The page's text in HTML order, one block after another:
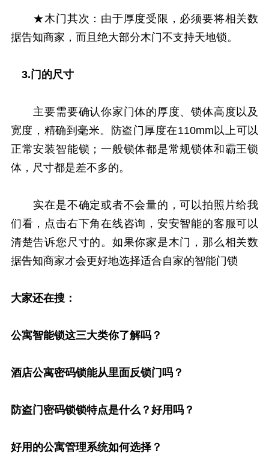
★木门其次：由于厚度受限，必须要将相关数
据告知商家，而且绝大部分木门不支持天地锁。
3.门的尺寸
主要需要确认你家门体的厚度、锁体高度以及
宽度，精确到毫米。防盗门厚度在110mm以上可以
正常安装智能锁；一般锁体都是常规锁体和霸王锁
体，尺寸都是差不多的。
实在是不确定或者不会量的，可以拍照片给我
们看，点击右下角在线咨询，安安智能的客服可以
清楚告诉您尺寸的。如果你家是木门，那么相关数
据告知商家才会更好地选择适合自家的智能门锁
大家还在搜：
公寓智能锁这三大类你了解吗？
酒店公寓密码锁能从里面反锁门吗？
防盗门密码锁锁特点是什么？好用吗？
好用的公寓管理系统如何选择？